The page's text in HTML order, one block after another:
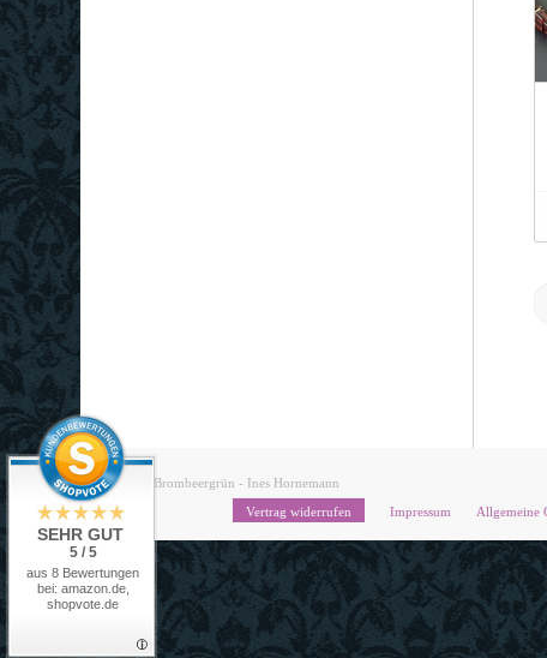
© Brombeergrün - Ines Hornemann
Vertrag widerrufen
Impressum Allgemeine
SEHR GUT
5 / 5
aus 8 Bewertungen
bei: amazon.de,
shopvote.de